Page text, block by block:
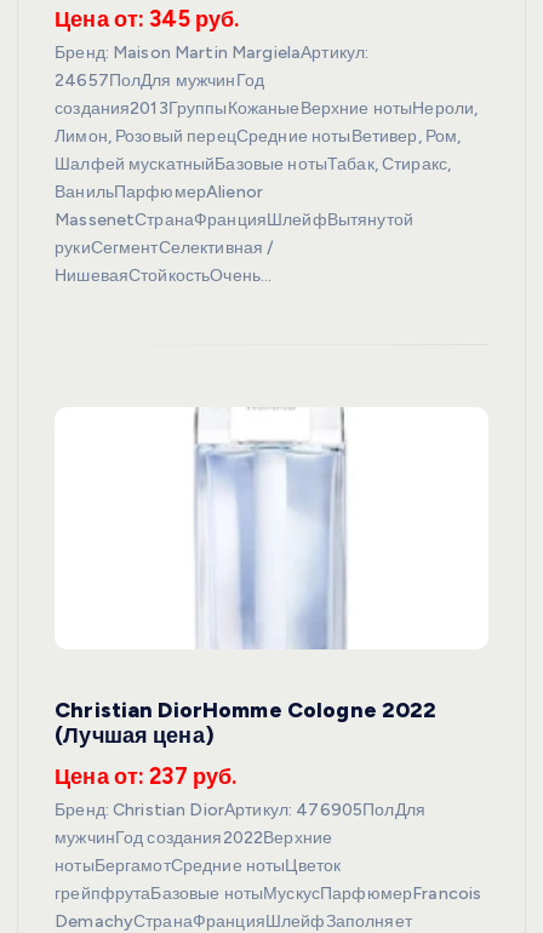
Цена от: 345 руб.
Бренд: Maison Martin MargielaАртикул:
24657ПолДля мужчинГод
создания2013ГруппыКожаныеВерхние нотыНероли,
Лимон, Розовый перецСредние нотыВетивер, Ром,
Шалфей мускатныйБазовые нотыТабак, Стиракс,
ВанильПарфюмерAlienor
MassenetСтранаФранцияШлейфВытянутой
рукиСегментСелективная /
НишеваяСтойкостьОчень…
Christian DiorHomme Cologne 2022
(Лучшая цена)
Цена от: 237 руб.
Бренд: Christian DiorАртикул: 476905ПолДля
мужчинГод создания2022Верхние
нотыБергамотСредние нотыЦветок
грейпфрутаБазовые нотыМускусПарфюмерFrancois
DemachyСтранаФранцияШлейфЗаполняет